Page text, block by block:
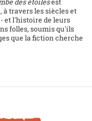
travers les siècles et
et l'histoire de leurs
folles, soumis qu'ils
que la fiction cherche